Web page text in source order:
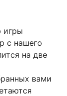
игры
с нашего
на две
вами